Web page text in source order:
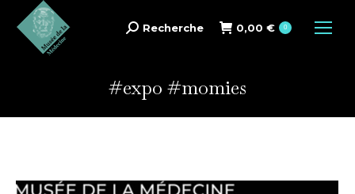
Search:
Recherche 0,00 € 0
#expo #momies